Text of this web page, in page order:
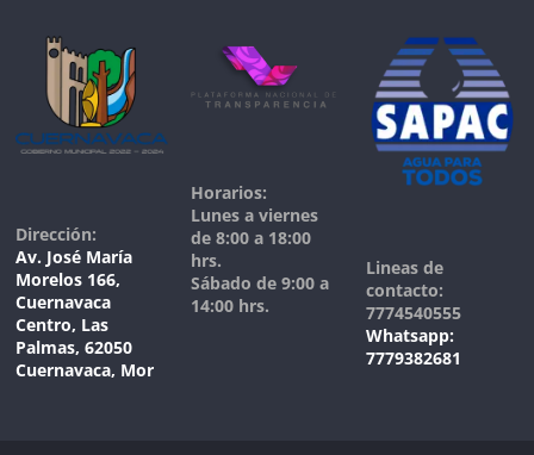
Dirección:
Av. José María
Morelos 166,
Cuernavaca
Centro, Las
Palmas, 62050
Cuernavaca, Mor
Horarios:
Lunes a viernes
de 8:00 a 18:00
hrs.
Sábado de 9:00 a
14:00 hrs.
Lineas de
contacto:
7774540555
Whatsapp:
7779382681